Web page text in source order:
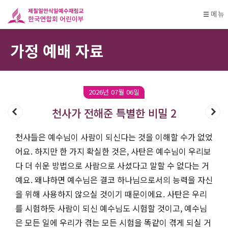
메뉴
가정 예배 자료
2026년 07월 06일
천사가 전해준 특별한 비밀 2
천사들은 예수님이 사람이 되신다는 것을 이해할 수가 없었
어요. 하지만 한 가지 확실한 것은, 사탄은 예수님이 우리보
다 더 쉬운 방법으로 사람으로 사셨다고 말할 수 없다는 거
예요. 왜냐하면 예수님은 결코 하나님으로서의 능력을 자신
을 위해 사용하지 않으실 것이기 때문이에요. 사탄은 우리
를 시험하듯 사람이 되신 예수님도 시험할 것이고, 예수님
은 모든 일에 우리가 겪는 모든 시험을 똑같이 겪게 되실 거